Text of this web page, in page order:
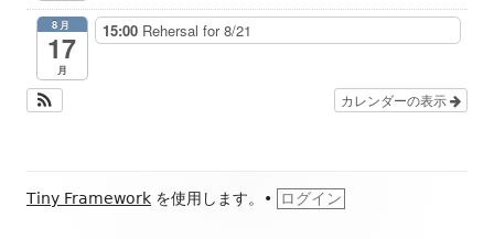
8月
17
月
15:00 Rehersal for 8/21
カレンダーの表示
フ
Tiny Framework を使用します。 • ログイン